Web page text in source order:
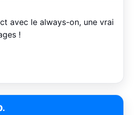
avec le always-on, une vrai
!